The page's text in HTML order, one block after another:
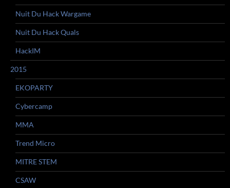
Nuit Du Hack Wargame
Nuit Du Hack Quals
HackIM
2015
EKOPARTY
Cybercamp
MMA
Trend Micro
MITRE STEM
CSAW